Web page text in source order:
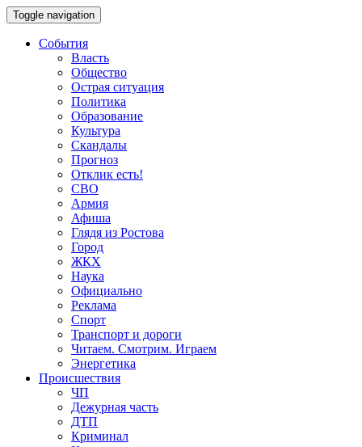
Toggle navigation
События
Власть
Общество
Острая ситуация
Политика
Образование
Культура
Скандалы
Прогноз
Отклик есть!
СВО
Армия
Афиша
Глядя из Ростова
Город
ЖКХ
Наука
Официально
Реклама
Спорт
Транспорт и дороги
Читаем. Смотрим. Играем
Энергетика
Происшествия
ЧП
Дежурная часть
ДТП
Криминал